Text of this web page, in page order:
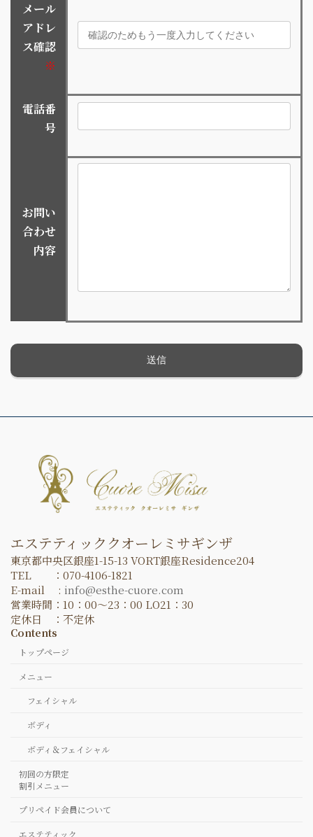
メール
アドレ
ス確認
※
電話番
号
お問い
合わせ
内容
エステティッククオーレミサギンザ
東京都中央区銀座1-15-13 VORT銀座Residence204
TEL ：070-4106-1821
E-mail : info@esthe-cuore.com
営業時間：10：00～23：00 LO21：30
定休日 ：不定休
Contents
トップページ
メニュー
フェイシャル
ボディ
ボディ＆フェイシャル
初回の方限定
割引メニュー
プリペイド会員について
エステティック